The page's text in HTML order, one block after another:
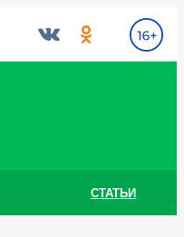
СТАТЬИ